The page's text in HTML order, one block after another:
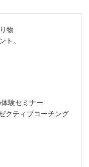
物
。
験セミナー
クティブコーチング